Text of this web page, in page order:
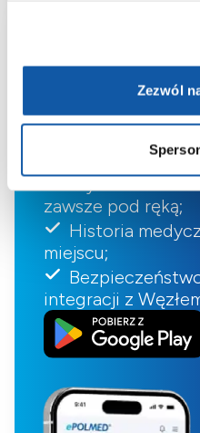
Zezwól
Wyniki badań
zawsze pod ręką;
Historia
miejscu;
integracji z